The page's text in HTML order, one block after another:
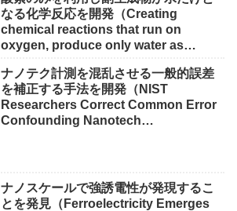
なる化学反応を開発（Creating
chemical reactions that run on
oxygen, produce only water as
ナノテク計測を混乱させる一般的誤差
を補正する手法を開発（NIST
Researchers Correct Common Error
Confounding Nanotech
ナノスケールで強誘電性が発現するこ
とを発見（Ferroelectricity Emerges